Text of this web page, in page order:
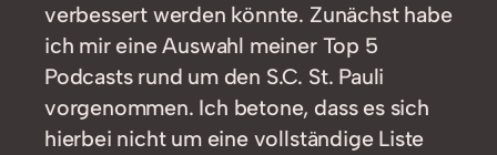
verbessert werden könnte. Zunächst habe
ich mir eine Auswahl meiner Top 5
Podcasts rund um den S.C. St. Pauli
vorgenommen. Ich betone, dass es sich
hierbei nicht um eine vollständige Liste